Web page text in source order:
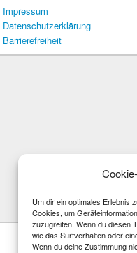
Um dir ein optimales Erlebnis
Cookies, um
zuzugreifen. Wenn du diesen
wie das Surfverhalten oder
Wenn du deine Zustimmung
Impressum
Datenschutzerklärung
Barrierefreiheit